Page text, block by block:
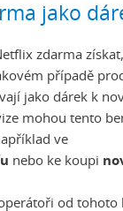
jako
zdarma
případě
jako dárek k
mohou tento
ve
nebo ke koupi
od tohoto